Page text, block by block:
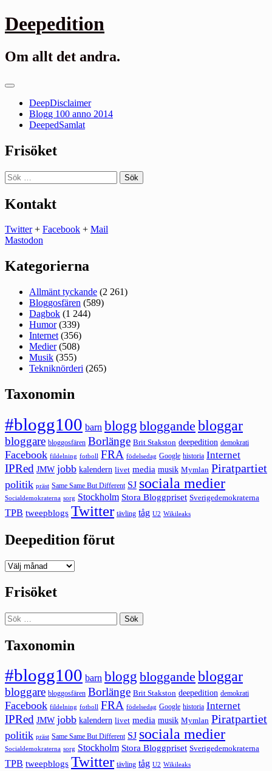
Gå
till
Deepedition
Om allt det andra.
Primär
DeepDisclaimer
Blogg 100 anno 2014
DeepedSamlat
Frisöket
Sök
efter:
Kontakt
Twitter+ Facebook + Mail
Mastodon
Kategorierna
Allmänt tyckande (2 261)
Bloggosfären (589)
Dagbok (1 244)
Humor(339)
Internet (356)
Medier(508)
Musik (355)
Tekniknörderi (265)
Taxonomin
#blogg100 barn blogg bloggande bloggar
bloggare bloggosfären Borlänge Brit Stakston deepedition demokrati
Facebook fildelning fotboll FRA födelsedag Google historia Internet
IPRed JMW jobb kalendern livet media musik Mymlan Piratpartiet
politik präst Same Same But Different SJ sociala medier
Socialdemokraterna sorg Stockholm Stora Bloggpriset Sverigedemokraterna
TPB tweepblogs Twitter tävling tåg U2 Wikileaks
Deepedition förut
Deepedition
Frisöket
Sök
efter:
Taxonomin
#blogg100 barn blogg bloggande bloggar
bloggare bloggosfären Borlänge Brit Stakston deepedition demokrati
Facebook fildelning fotboll FRA födelsedag Google historia Internet
IPRed JMW jobb kalendern livet media musik Mymlan Piratpartiet
politik präst Same Same But Different SJ sociala medier
Socialdemokraterna sorg Stockholm Stora Bloggpriset Sverigedemokraterna
TPB tweepblogs Twitter tävling tåg U2 Wikileaks